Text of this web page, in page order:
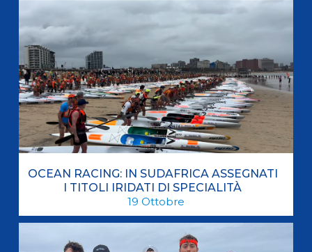
OCEAN RACING: IN SUDAFRICA ASSEGNATI
I TITOLI IRIDATI DI SPECIALITÀ
19 Ottobre